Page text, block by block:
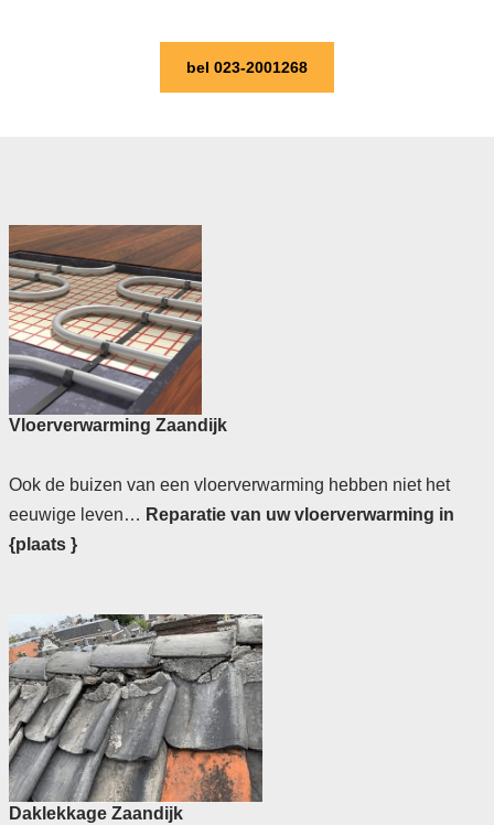
bel 023-2001268
Vloerverwarming Zaandijk
Ook de buizen van een vloerverwarming hebben niet het
eeuwige leven… Reparatie van uw vloerverwarming in
{plaats }
Daklekkage Zaandijk